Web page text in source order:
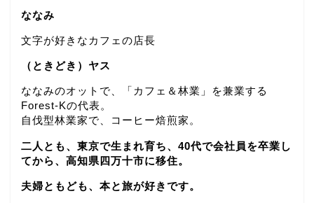
ななみ
文字が好きなカフェの店長
（ときどき）ヤス
ななみのオットで、「カフェ＆林業」を兼業する
Forest-Kの代表。
自伐型林業家で、コーヒー焙煎家。
二人とも、東京で生まれ育ち、40代で会社員を卒業し
てから、高知県四万十市に移住。
夫婦ともども、本と旅が好きです。